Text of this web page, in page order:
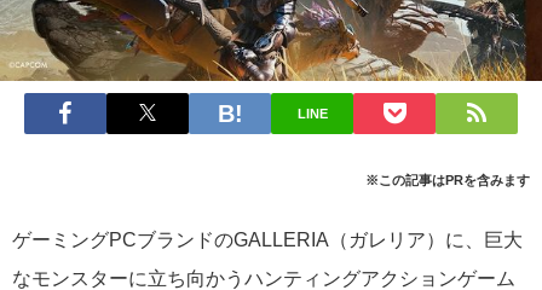
LINE
※この記事はPRを含みます
ゲーミングPCブランドのGALLERIA（ガレリア）に、巨大
なモンスターに立ち向かうハンティングアクションゲーム